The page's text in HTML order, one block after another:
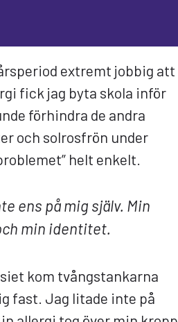
extremt jobbig att
fick jag byta skola inför
förhindra de andra
och solrosfrön under
helt enkelt.
ens på mig själv. Min
min identitet.
kom tvångstankarna
fast. Jag litade inte på